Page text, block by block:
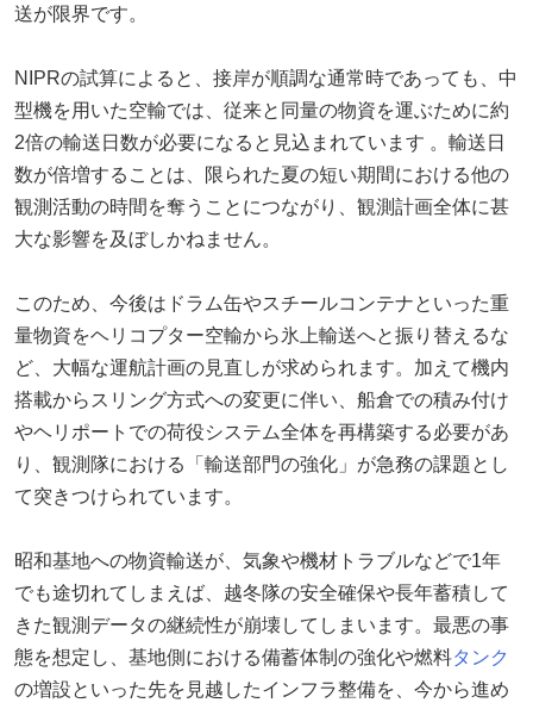
送が限界です。
NIPRの試算によると、接岸が順調な通常時であっても、中
型機を用いた空輸では、従来と同量の物資を運ぶために約
2倍の輸送日数が必要になると見込まれています 。輸送日
数が倍増することは、限られた夏の短い期間における他の
観測活動の時間を奪うことにつながり、観測計画全体に甚
大な影響を及ぼしかねません。
このため、今後はドラム缶やスチールコンテナといった重
量物資をヘリコプター空輸から氷上輸送へと振り替えるな
ど、大幅な運航計画の見直しが求められます。加えて機内
搭載からスリング方式への変更に伴い、船倉での積み付け
やヘリポートでの荷役システム全体を再構築する必要があ
り、観測隊における「輸送部門の強化」が急務の課題とし
て突きつけられています。
昭和基地への物資輸送が、気象や機材トラブルなどで1年
でも途切れてしまえば、越冬隊の安全確保や長年蓄積して
きた観測データの継続性が崩壊してしまいます。最悪の事
態を想定し、基地側における備蓄体制の強化や燃料タンク
の増設といった先を見越したインフラ整備を、今から進め